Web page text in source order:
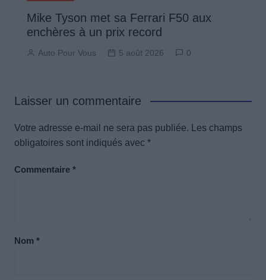
Mike Tyson met sa Ferrari F50 aux
enchères à un prix record
Auto Pour Vous 5 août 2026 0
Laisser un commentaire
Votre adresse e-mail ne sera pas publiée.
Les champs
obligatoires sont indiqués avec *
Commentaire *
Nom *